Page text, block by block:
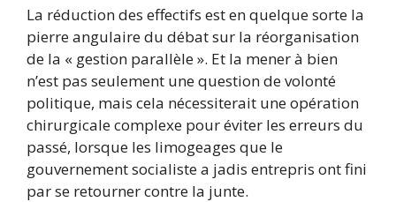
La réduction des effectifs est en quelque sorte la
pierre angulaire du débat sur la réorganisation
de la « gestion parallèle ». Et la mener à bien
n’est pas seulement une question de volonté
politique, mais cela nécessiterait une opération
chirurgicale complexe pour éviter les erreurs du
passé, lorsque les limogeages que le
gouvernement socialiste a jadis entrepris ont fini
par se retourner contre la junte.